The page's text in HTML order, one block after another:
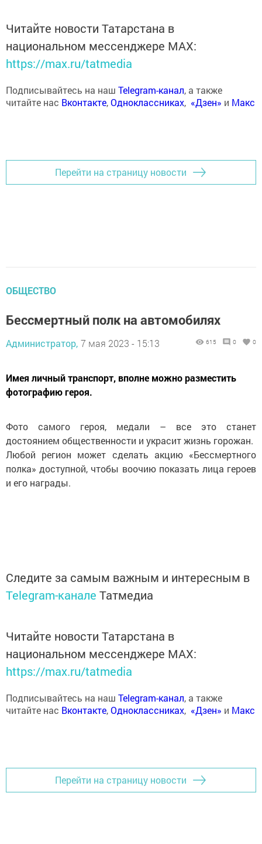
Читайте новости Татарстана в
национальном мессенджере MАХ:
https://max.ru/tatmedia
Подписывайтесь на наш Telegram-канал, а также
читайте нас Вконтакте,Одноклассниках, «Дзен» и Макс
Перейти на страницу новости
ОБЩЕСТВО
Бессмертный полк на автомобилях
Администратор, 7 мая 2023 - 15:13 615 0 0
Имея личный транспорт, вполне можно разместить
фотографию героя.
Фото самого героя, медали – все это станет
достоянием общественности и украсит жизнь горожан.
Любой регион может сделать акцию «Бессмертного
полка» доступной, чтобы воочию показать лица героев
и его награды.
Следите за самым важным и интересным в
Telegram-канале Татмедиа
Читайте новости Татарстана в
национальном мессенджере MАХ:
https://max.ru/tatmedia
Подписывайтесь на наш Telegram-канал, а также
читайте нас Вконтакте,Одноклассниках, «Дзен» и Макс
Перейти на страницу новости